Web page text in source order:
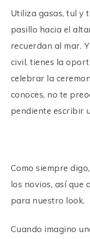
Utiliza gasas, tul y
pasillo hacia el
recuerdan al mar.
civil, tienes la
celebrar la
conoces, no te
pendiente escribir
Como siempre
los novios, así que
para nuestro look.
Cuando imagino